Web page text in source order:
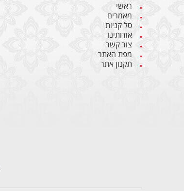
ראשי
מאמרים
סל קניות
אודותינו
צור קשר
מפת האתר
תקנון אתר